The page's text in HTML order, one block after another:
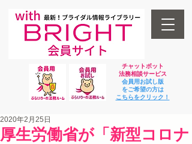
チャットボット
法務相談サービス
会員用お試し版
をご希望の方は
​こちらをクリック！
厚生労働省が「新型コロナ
2020年2月25日